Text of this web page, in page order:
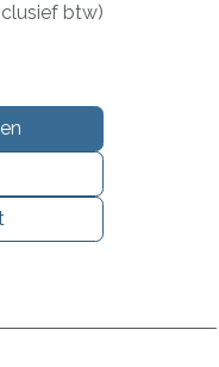
btw)